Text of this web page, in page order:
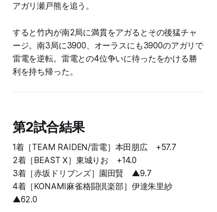
アガリ瀬戸熊を追う。
すると竹内が南2局に満貫をアガるとその後猛チャ
ージ。南3局に3900、オーラスにも3900のアガリで
雷電を逆転。雷電との4位争いに待ったをかける勝
利を持ち帰った。
第2試合結果
1着［TEAM RAIDEN/雷電］本田朋広 +57.7
2着［BEAST Ⅹ］東城りお +14.0
3着［赤坂ドリブンズ］園田賢 ▲9.7
4着［KONAMI麻雀格闘倶楽部］伊達朱里紗
▲62.0